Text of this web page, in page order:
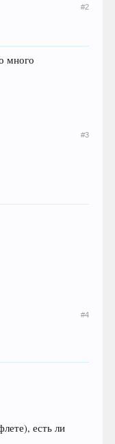
#2
много
#3
#4
есть ли